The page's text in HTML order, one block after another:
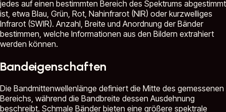
jedes auf einen bestimmten Bereich des Spektrums abgestimmt
ist, etwa Blau, Grün, Rot, Nahinfrarot (NIR) oder kurzwelliges
Infrarot (SWIR). Anzahl, Breite und Anordnung der Bänder
bestimmen, welche Informationen aus den Bildern extrahiert
werden können.
Bandeigenschaften
Die Bandmittenwellenlänge definiert die Mitte des gemessenen
Bereichs, während die Bandbreite dessen Ausdehnung
beschreibt. Schmale Bänder bieten eine größere spektrale